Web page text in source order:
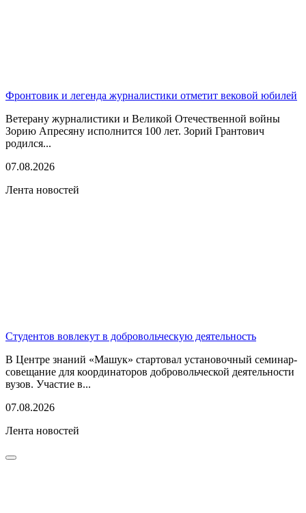
Фронтовик и легенда журналистики отметит вековой юбилей
Ветерану журналистики и Великой Отечественной войны
Зорию Апресяну исполнится 100 лет. Зорий Грантович
родился...
07.08.2026
Лента новостей
Студентов вовлекут в добровольческую деятельность
В Центре знаний «Машук» стартовал установочный семинар-
совещание для координаторов добровольческой деятельности
вузов. Участие в...
07.08.2026
Лента новостей